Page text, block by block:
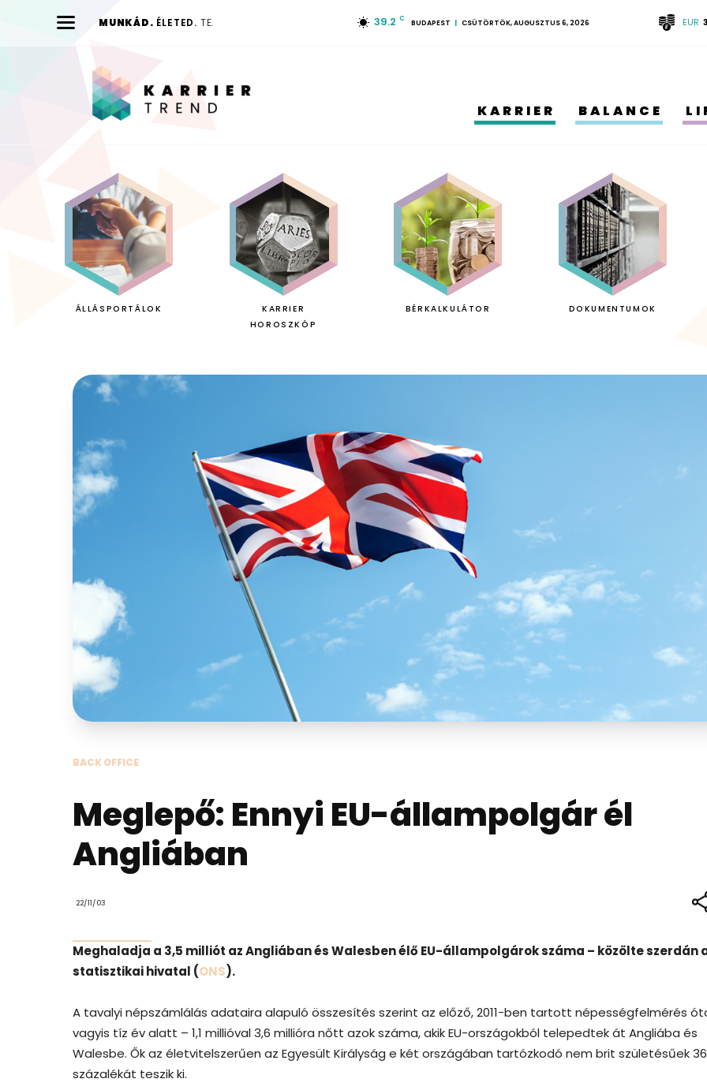
MUNKÁD. ÉLETED. TE. 39.2 C BUDAPEST CSÜTÖRTÖK, AUGUSZTUS 6, 2026 EUR
KARRIER BALANCE
ÁLLÁSPORTÁLOK
KARRIER
HOROSZKÓP
BÉRKALKULÁTOR DOKUMENTUMOK
BACK OFFICE
Meglepő: Ennyi EU-állampolgár él
Angliában
22/11/03
Meghaladja a 3,5 milliót az Angliában és Walesben élő EU-állampolgárok száma – közölte szerdán
statisztikai hivatal (ONS).
A tavalyi népszámlálás adataira alapuló összesítés szerint az előző, 2011-ben tartott népességfelmérés
vagyis tíz év alatt – 1,1 millióval 3,6 millióra nőtt azok száma, akik EU-országokból telepedtek át Angliába és
Walesbe. Ők az életvitelszerűen az Egyesült Királyság e két országában tartózkodó nem brit születésűek
százalékát teszik ki.